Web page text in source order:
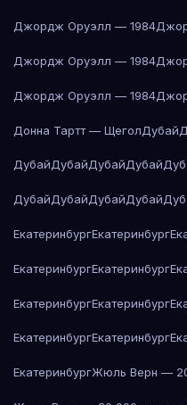
Джордж Оруэлл — 1984
Джордж Оруэлл — 1984
Джордж Оруэлл — 1984
Донна Тартт — ЩеголДубай
ДубайДубайДубайДубай
ДубайДубайДубайДубай
ЕкатеринбургЕкатеринбург
ЕкатеринбургЕкатеринбург
ЕкатеринбургЕкатеринбург
ЕкатеринбургЕкатеринбург
ЕкатеринбургЖюль Верн —